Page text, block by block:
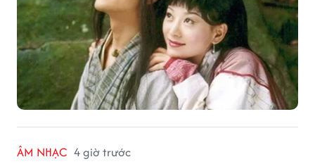
ÂM NHẠC 4 giờ trước